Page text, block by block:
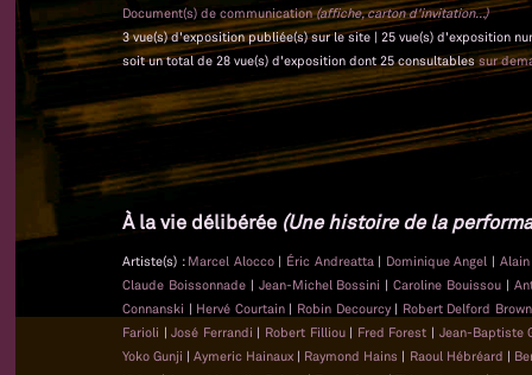
Document(s) de communication(affiche, carton d'invitation...)
3 vue(s) d'exposition publiée(s) sur le site | 25 vue(s) d'exposition
soit un total de 28 vue(s) d'exposition dont 25 consultablessur
À la vie délibérée (Une histoire de la
Artiste(s) : Marcel Alocco | Éric Andreatta | Dominique Angel |
Claude Boissonnade | Jean-Michel Bossini |Caroline Bouissou |
Connanski | Hervé Courtain | Robin Decourcy | Robert Delford
Farioli |José Ferrandi | Robert Filliou | Fred Forest | Jean-Baptiste
Yoko Gunji |Aymeric Hainaux | Raymond Hains | Raoul Hébréard |